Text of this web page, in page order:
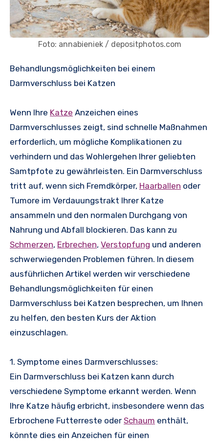
Foto: annabieniek / depositphotos.com
Behandlungsmöglichkeiten bei einem
Darmverschluss bei Katzen
Wenn Ihre Katze Anzeichen eines
Darmverschlusses zeigt, sind schnelle Maßnahmen
erforderlich, um mögliche Komplikationen zu
verhindern und das Wohlergehen Ihrer geliebten
Samtpfote zu gewährleisten. Ein Darmverschluss
tritt auf, wenn sich Fremdkörper, Haarballen oder
Tumore im Verdauungstrakt Ihrer Katze
ansammeln und den normalen Durchgang von
Nahrung und Abfall blockieren. Das kann zu
Schmerzen, Erbrechen, Verstopfung und anderen
schwerwiegenden Problemen führen. In diesem
ausführlichen Artikel werden wir verschiedene
Behandlungsmöglichkeiten für einen
Darmverschluss bei Katzen besprechen, um Ihnen
zu helfen, den besten Kurs der Aktion
einzuschlagen.
1. Symptome eines Darmverschlusses:
Ein Darmverschluss bei Katzen kann durch
verschiedene Symptome erkannt werden. Wenn
Ihre Katze häufig erbricht, insbesondere wenn das
Erbrochene Futterreste oder Schaum enthält,
könnte dies ein Anzeichen für einen